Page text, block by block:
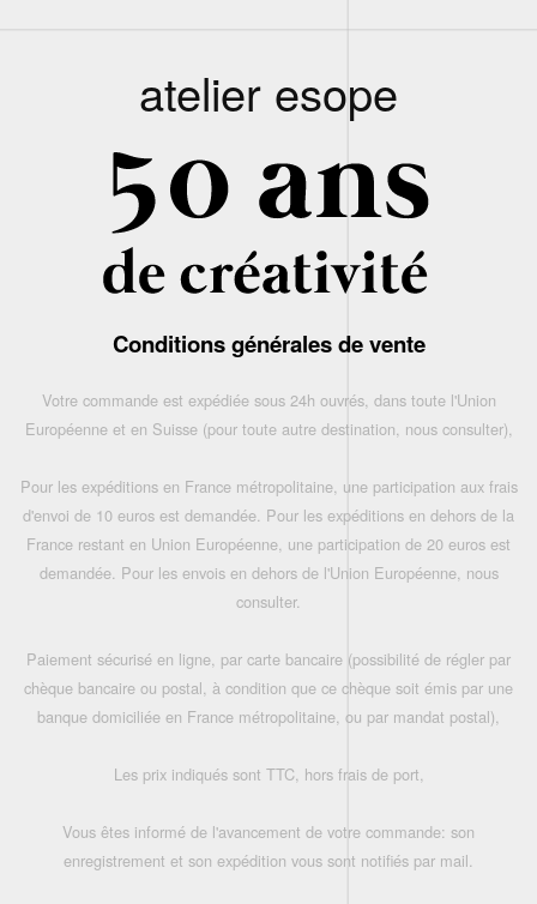
atelier esope
Conditions générales de vente
Votre commande est expédiée sous 24h ouvrés, dans toute l'Union
Européenne et en Suisse (pour toute autre destination, nous consulter),
Pour les expéditions en France métropolitaine, une participation aux frais
d'envoi de 10 euros est demandée. Pour les expéditions en dehors de la
France restant en Union Européenne, une participation de 20 euros est
demandée. Pour les envois en dehors de l'Union Européenne, nous
consulter.
Paiement sécurisé en ligne, par carte bancaire (possibilité de régler par
chèque bancaire ou postal, à condition que ce chèque soit émis par une
banque domiciliée en France métropolitaine, ou par mandat postal),
Les prix indiqués sont TTC, hors frais de port,
Vous êtes informé de l'avancement de votre commande: son
enregistrement et son expédition vous sont notifiés par mail.